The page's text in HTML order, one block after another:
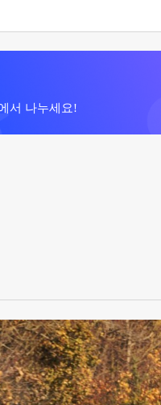
서 나누세요!